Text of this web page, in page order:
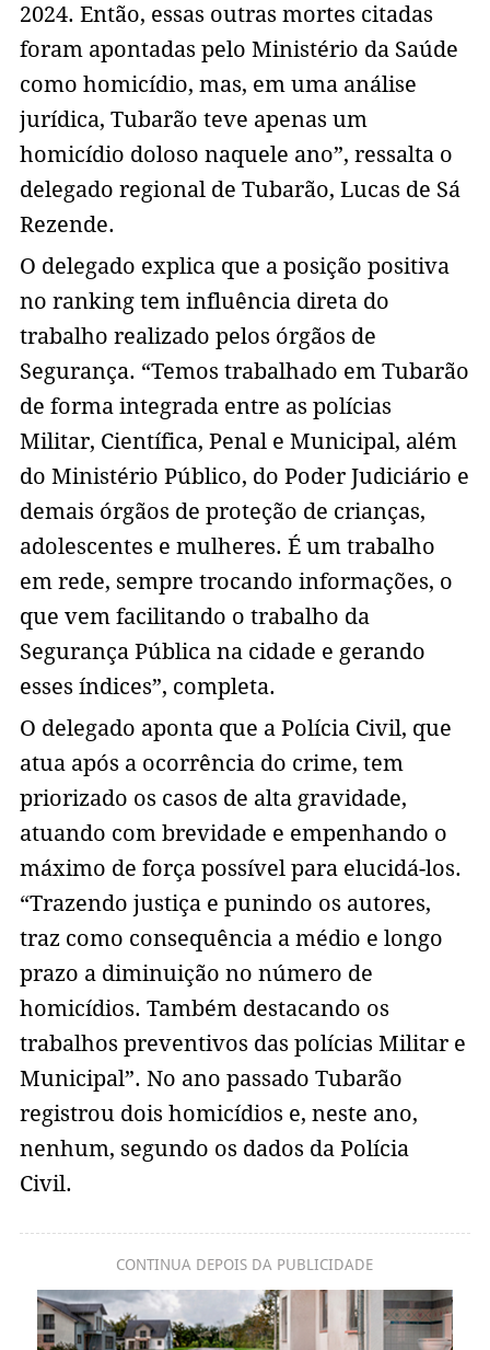
2024. Então, essas outras mortes citadas
foram apontadas pelo Ministério da Saúde
como homicídio, mas, em uma análise
jurídica, Tubarão teve apenas um
homicídio doloso naquele ano”, ressalta o
delegado regional de Tubarão, Lucas de Sá
Rezende.
O delegado explica que a posição positiva
no ranking tem influência direta do
trabalho realizado pelos órgãos de
Segurança. “Temos trabalhado em Tubarão
de forma integrada entre as polícias
Militar, Científica, Penal e Municipal, além
do Ministério Público, do Poder Judiciário e
demais órgãos de proteção de crianças,
adolescentes e mulheres. É um trabalho
em rede, sempre trocando informações, o
que vem facilitando o trabalho da
Segurança Pública na cidade e gerando
esses índices”, completa.
O delegado aponta que a Polícia Civil, que
atua após a ocorrência do crime, tem
priorizado os casos de alta gravidade,
atuando com brevidade e empenhando o
máximo de força possível para elucidá-los.
“Trazendo justiça e punindo os autores,
traz como consequência a médio e longo
prazo a diminuição no número de
homicídios. Também destacando os
trabalhos preventivos das polícias Militar e
Municipal”. No ano passado Tubarão
registrou dois homicídios e, neste ano,
nenhum, segundo os dados da Polícia
Civil.
CONTINUA DEPOIS DA PUBLICIDADE